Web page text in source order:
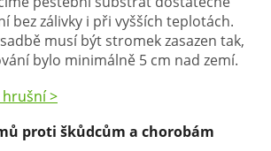
bez zálivky i při vyšších teplotách.
musí být stromek zasazen tak,
bylo minimálně 5 cm nad zemí.
hrušní >
proti škůdcům a chorobám